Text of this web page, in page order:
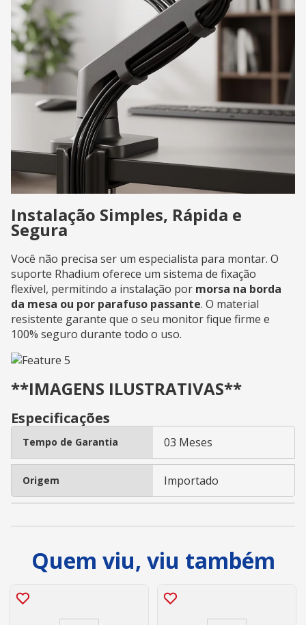
Instalação Simples, Rápida e
Segura
Você não precisa ser um especialista para montar. O
suporte Rhadium oferece um sistema de fixação
flexível, permitindo a instalação por morsa na borda
da mesa ou por parafuso passante. O material
resistente garante que o seu monitor fique firme e
100% seguro durante todo o uso.
**IMAGENS ILUSTRATIVAS**
Especificações
Tempo de Garantia 03 Meses
Origem Importado
Quem viu, viu também